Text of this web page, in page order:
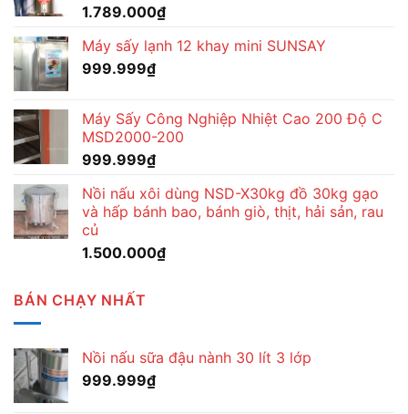
1.789.000₫
Máy sấy lạnh 12 khay mini SUNSAY
999.999₫
Máy Sấy Công Nghiệp Nhiệt Cao 200 Độ C
MSD2000-200
999.999₫
Nồi nấu xôi dùng NSD-X30kg đồ 30kg gạo
và hấp bánh bao, bánh giò, thịt, hải sản, rau
củ
1.500.000₫
BÁN CHẠY NHẤT
Nồi nấu sữa đậu nành 30 lít 3 lớp
999.999₫